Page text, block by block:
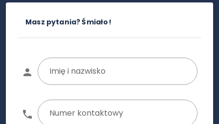
Masz pytania? Śmiało!
Imię i nazwisko
Numer kontaktowy